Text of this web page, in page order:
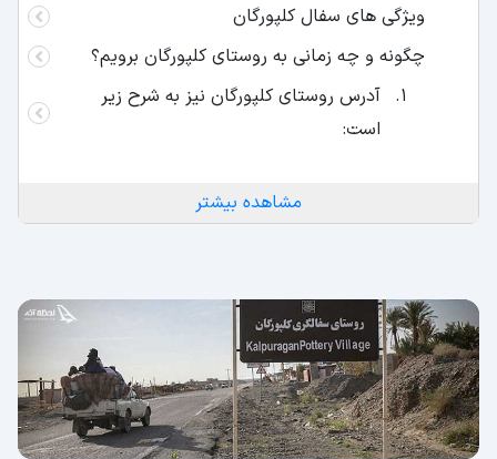
ویژگی های سفال کلپورگان
چگونه و چه زمانی به روستای کلپورگان برویم؟
آدرس روستای کلپورگان نیز به شرح زیر
است:
مشاهده بیشتر